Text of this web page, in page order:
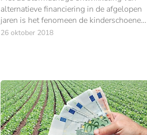
alternatieve financiering in de afgelopen
jaren is het fenomeen de kinderschoenen
inmiddels ontgroeid. De weg naar
26 oktober 2018